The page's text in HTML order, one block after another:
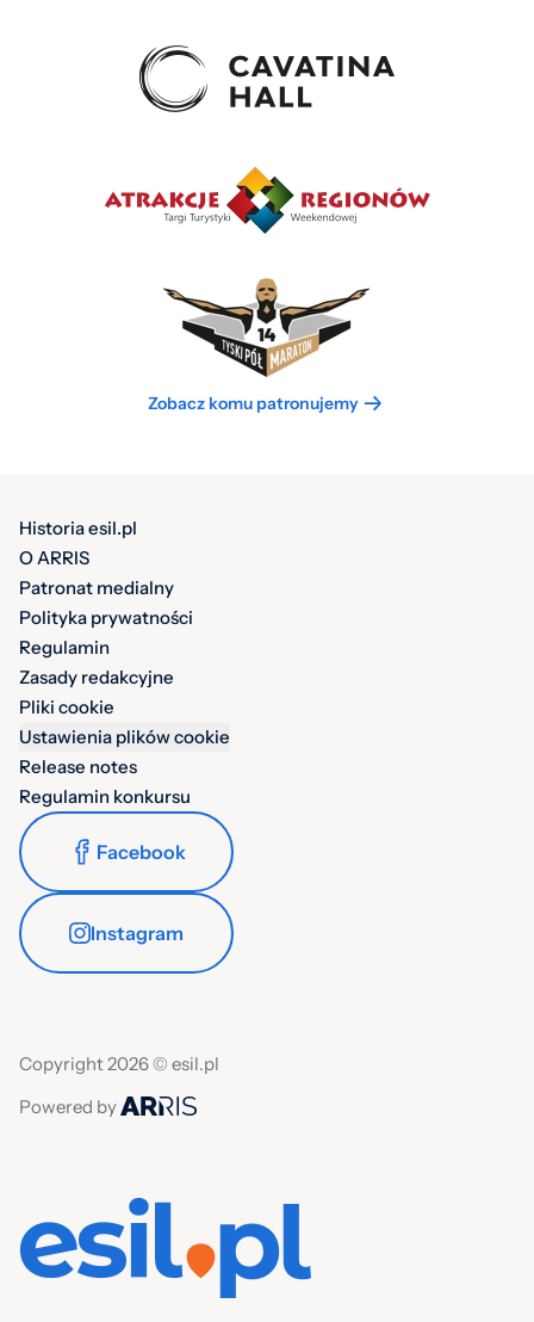
Zobacz komu patronujemy
Historia esil.pl
O ARRIS
Patronat medialny
Polityka prywatności
Regulamin
Zasady redakcyjne
Pliki cookie
Ustawienia plików cookie
Release notes
Regulamin konkursu
Facebook
Instagram
Copyright 2026 © esil.pl
Powered by